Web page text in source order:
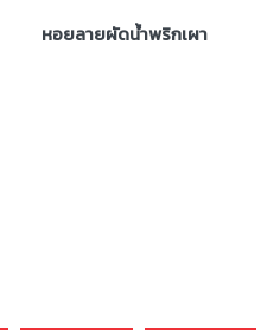
หอยลายผัดน้ำพริกเผา